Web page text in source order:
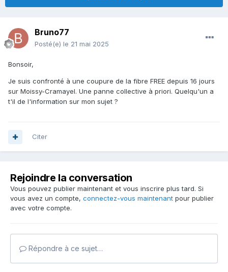
Bruno77
Posté(e) le 21 mai 2025
Bonsoir,
Je suis confronté à une coupure de la fibre FREE depuis 16 jours
sur Moissy-Cramayel. Une panne collective à priori. Quelqu'un a
t'il de l'information sur mon sujet ?
Citer
Rejoindre la conversation
Vous pouvez publier maintenant et vous inscrire plus tard. Si
vous avez un compte, connectez-vous maintenant pour publier
avec votre compte.
Répondre à ce sujet…